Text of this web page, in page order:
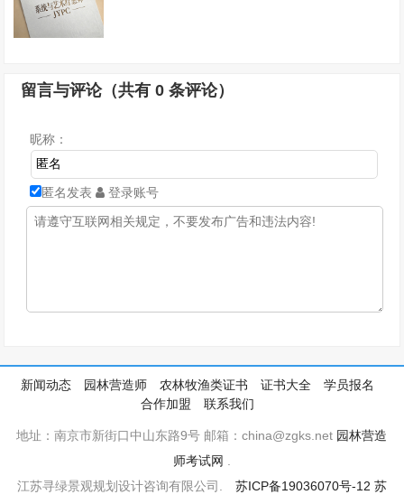
留言与评论（共有0 条评论）
昵称：
匿名发表 登录账号
新闻动态 园林营造师 农林牧渔类证书 证书大全
学员报名
合作加盟
联系我们
地址：南京市新街口中山东路9号 邮箱：china@zgks.net 园林营造
师考试网
江苏寻绿景观规划设计咨询有限公司. 苏ICP备19036070号-12 苏